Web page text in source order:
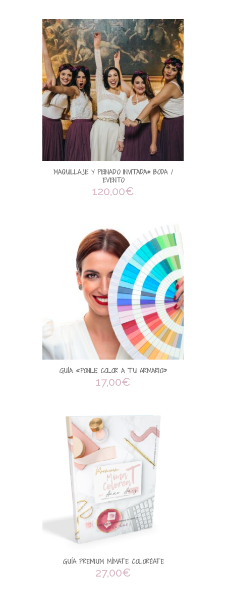
MAQUILLAJE Y PEINADO INVITADA* BODA /
EVENTO
120,00€
GUÍA «PONLE COLOR A TU ARMARIO»
17,00€
GUÍA PREMIUM MÍMATE COLORÉATE
27,00€